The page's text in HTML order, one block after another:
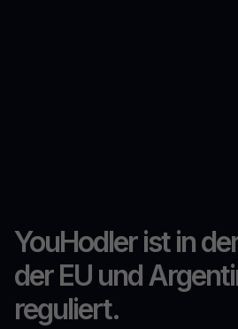
YouHodler ist in
der EU und
reguliert.